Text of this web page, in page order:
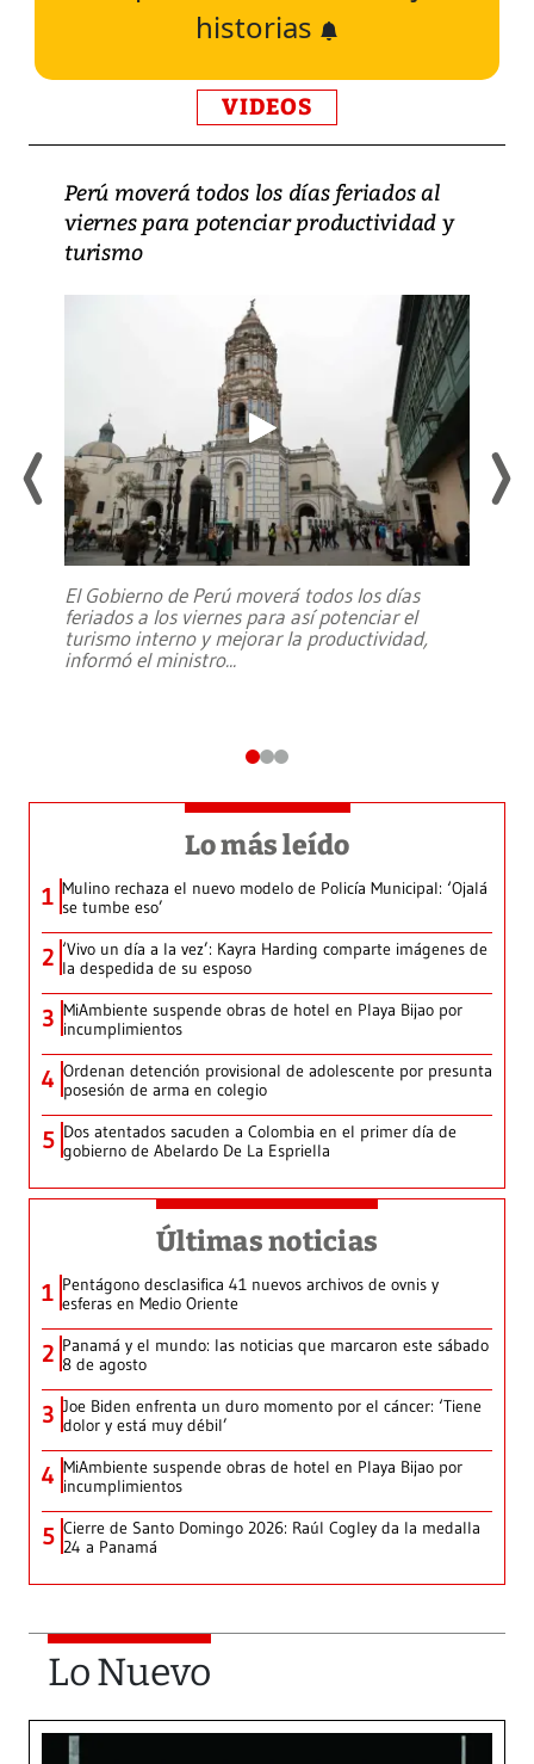
historias
VIDEOS
Perú moverá todos los días feriados al
viernes para potenciar productividad y
turismo
El Gobierno de Perú moverá todos los días
feriados a los viernes para así potenciar el
turismo interno y mejorar la productividad,
informó el ministro...
Lo más leído
1 Mulino rechaza el nuevo modelo de Policía Municipal: ‘Ojalá
se tumbe eso’
2 ‘Vivo un día a la vez’: Kayra Harding comparte imágenes de
la despedida de su esposo
3 MiAmbiente suspende obras de hotel en Playa Bijao por
incumplimientos
4 Ordenan detención provisional de adolescente por presunta
posesión de arma en colegio
5 Dos atentados sacuden a Colombia en el primer día de
gobierno de Abelardo De La Espriella
Últimas noticias
1 Pentágono desclasifica 41 nuevos archivos de ovnis y
esferas en Medio Oriente
2 Panamá y el mundo: las noticias que marcaron este sábado
8 de agosto
3 Joe Biden enfrenta un duro momento por el cáncer: ‘Tiene
dolor y está muy débil’
4 MiAmbiente suspende obras de hotel en Playa Bijao por
incumplimientos
5 Cierre de Santo Domingo 2026: Raúl Cogley da la medalla
24 a Panamá
Lo Nuevo